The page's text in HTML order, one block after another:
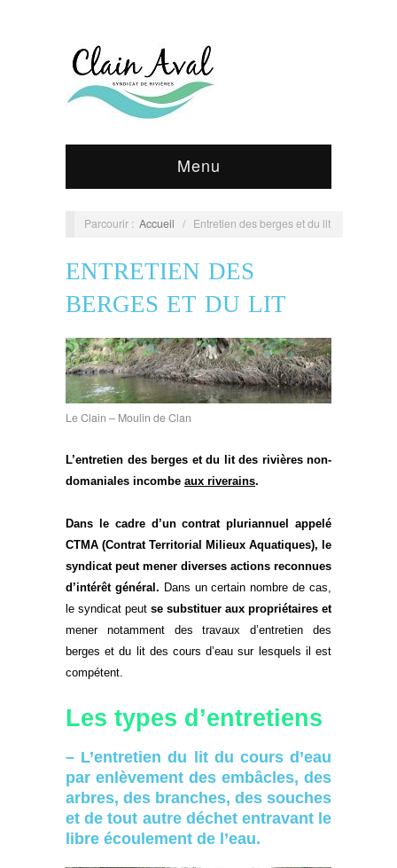
Menu
Parcourir : Accueil / Entretien des berges et du lit
ENTRETIEN DES
BERGES ET DU LIT
Le Clain – Moulin de Clan
L’entretien des berges et du lit des rivières non-
domaniales incombe aux riverains.
Dans le cadre d’un contrat pluriannuel appelé
CTMA (Contrat Territorial Milieux Aquatiques), le
syndicat peut mener diverses actions reconnues
d’intérêt général. Dans un certain nombre de cas,
le syndicat peut se substituer aux propriétaires et
mener notamment des travaux d’entretien des
berges et du lit des cours d’eau sur lesquels il est
compétent.
Les types d’entretiens
– L’entretien du lit du cours d’eau
par enlèvement des embâcles, des
arbres, des branches, des souches
et de tout autre déchet entravant le
libre écoulement de l’eau.